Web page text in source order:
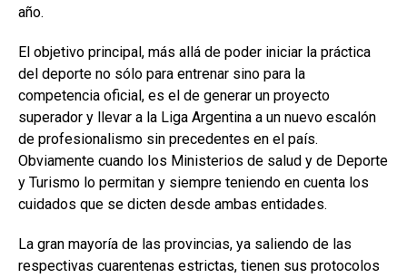
año.
El objetivo principal, más allá de poder iniciar la práctica
del deporte no sólo para entrenar sino para la
competencia oficial, es el de generar un proyecto
superador y llevar a la Liga Argentina a un nuevo escalón
de profesionalismo sin precedentes en el país.
Obviamente cuando los Ministerios de salud y de Deporte
y Turismo lo permitan y siempre teniendo en cuenta los
cuidados que se dicten desde ambas entidades.
La gran mayoría de las provincias, ya saliendo de las
respectivas cuarentenas estrictas, tienen sus protocolos